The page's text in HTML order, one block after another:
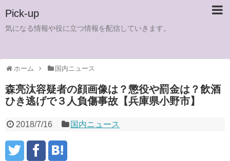
Pick-up
気になる情報や役に立つ情報を配信していきます。
ホーム 国内ニュース
森亮汰容疑者の顔画像は？懲役や罰金は？飲酒
ひき逃げで３人負傷事故【兵庫県小野市】
2018/7/16 国内ニュース